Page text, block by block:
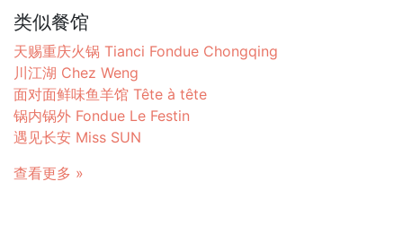
类似餐馆
天赐重庆火锅 Tianci Fondue Chongqing
川江湖 Chez Weng
面对面鲜味鱼羊馆 Tête à tête
锅内锅外 Fondue Le Festin
遇见长安 Miss SUN
查看更多 »